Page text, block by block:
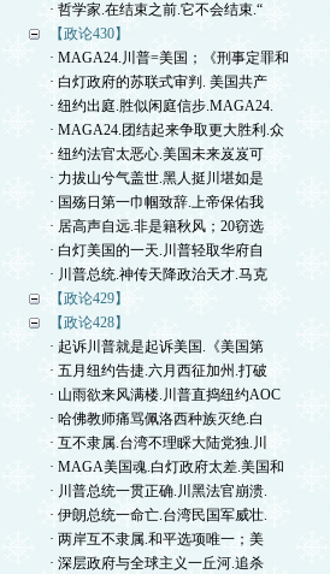
· 哲学家.在结束之前.它不会结束.“
【政论430】
· MAGA24.川普=美国；《刑事定罪和
· 白灯政府的苏联式审判. 美国共产
· 纽约出庭.胜似闲庭信步.MAGA24.
· MAGA24.团结起来争取更大胜利.众
· 纽约法官太恶心.美国未来岌岌可
· 力拔山兮气盖世.黑人挺川堪如是
· 国殇日第一巾帼致辞.上帝保佑我
· 居高声自远.非是籍秋风；20窃选
· 白灯美国的一天.川普轻取华府自
· 川普总统.神传天降政治天才.马克
【政论429】
【政论428】
· 起诉川普就是起诉美国.《美国第
· 五月纽约告捷.六月西征加州.打破
· 山雨欲来风满楼.川普直捣纽约AOC
· 哈佛教师痛骂佩洛西种族灭绝.白
· 互不隶属.台湾不理睬大陆党独.川
· MAGA美国魂.白灯政府太差.美国和
· 川普总统一贯正确.川黑法官崩溃.
· 伊朗总统一命亡.台湾民国军威壮.
· 两岸互不隶属.和平选项唯一；美
· 深层政府与全球主义一丘河.追杀